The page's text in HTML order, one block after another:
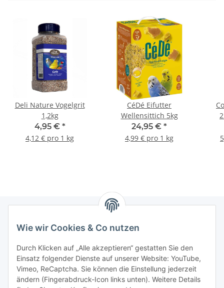
Wie wir Cookies & Co nutzen
Durch Klicken auf „Alle akzeptieren“ gestatten Sie den
Einsatz folgender Dienste auf unserer Website: YouTube,
Vimeo, ReCaptcha. Sie können die Einstellung jederzeit
ändern (Fingerabdruck-Icon links unten). Weitere Details
Deli Nature Vogelgrit
1,2kg
4,95 € *
4,12 € pro 1 kg
CéDé Eifutter
Wellensittich 5kg
24,95 € *
4,99 € pro 1 kg
Informationen
Gesetzliche Informationen